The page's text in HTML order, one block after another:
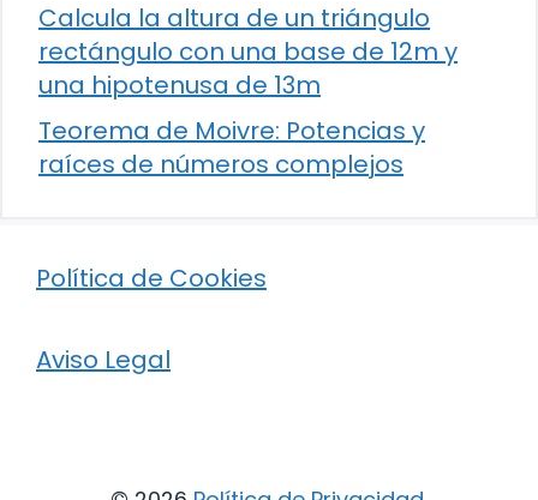
Calcula la altura de un triángulo
rectángulo con una base de 12m y
una hipotenusa de 13m
Teorema de Moivre: Potencias y
raíces de números complejos
Política de Cookies
Aviso Legal